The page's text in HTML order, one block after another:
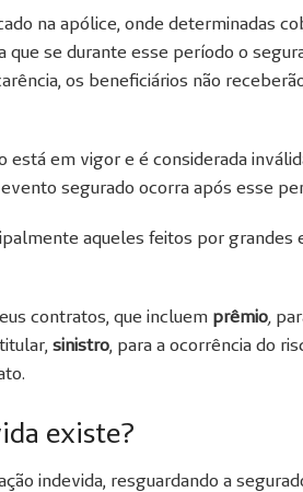
na apólice, onde determinadas
que se durante esse período o
os beneficiários não
está em vigor e é considerada
segurado ocorra após esse
aqueles feitos por grandes
contratos, que incluem prêmio,
sinistro, para a ocorrência do
existe?
indevida, resguardando a